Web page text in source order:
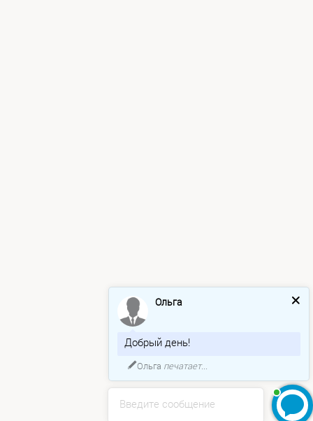
Введите сообщение
Ольга
Добрый день!
Ольга печатает...